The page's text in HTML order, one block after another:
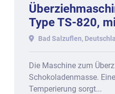
Type TS-820,
Temperierung.
Bad Salzuflen,
Die Maschine zum
Schokoladenmasse.
Temperierung sorgt...